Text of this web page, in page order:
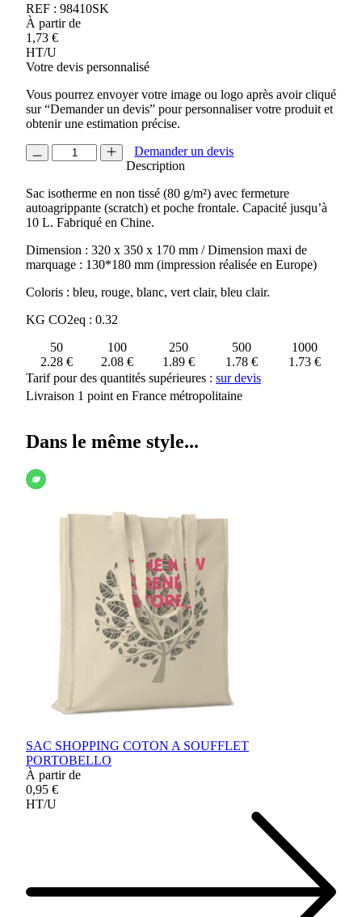
REF : 98410SK
À partir de
1,73 €
HT/U
Votre devis personnalisé
Vous pourrez envoyer votre image ou logo après avoir cliqué
sur “Demander un devis” pour personnaliser votre produit et
obtenir une estimation précise.
quantité
de
SHOPPING
ISOTHERME
ROTTERDAM
Demander un devis
Description
Sac isotherme en non tissé (80 g/m²) avec fermeture
autoagrippante (scratch) et poche frontale. Capacité jusqu’à
10 L. Fabriqué en Chine.
Dimension : 320 x 350 x 170 mm / Dimension maxi de
marquage : 130*180 mm (impression réalisée en Europe)
Coloris : bleu, rouge, blanc, vert clair, bleu clair.
KG CO2eq : 0.32
50
100 250 500
1000
2.28 €
2.08 € 1.89 € 1.78 €
1.73 €
Tarif pour des quantités supérieures : sur devis
Livraison 1 point en France métropolitaine
Dans le même style...
SAC SHOPPING COTON A SOUFFLET
PORTOBELLO
À partir de
0,95 €
HT/U